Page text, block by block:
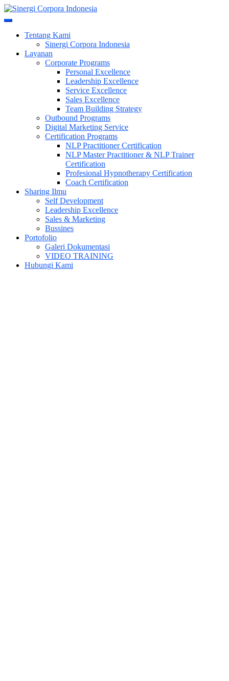
Skip
to
Sinergi Corpora Indonesia
Tentang Kami
Sinergi Corpora Indonesia
Layanan
Corporate Programs
Personal Excellence
Leadership Excellence
Service Excellence
Sales Excellence
Team Building Strategy
Outbound Programs
Digital Marketing Service
Certification Programs
NLP Practitioner Certification
NLP Master Practitioner & NLP Trainer
Certification
Profesional Hypnotherapy Certification
Coach Certification
Sharing Ilmu
Self Development
Leadership Excellence
Sales & Marketing
Bussines
Portofolio
Galeri Dokumentasi
VIDEO TRAINING
Hubungi Kami